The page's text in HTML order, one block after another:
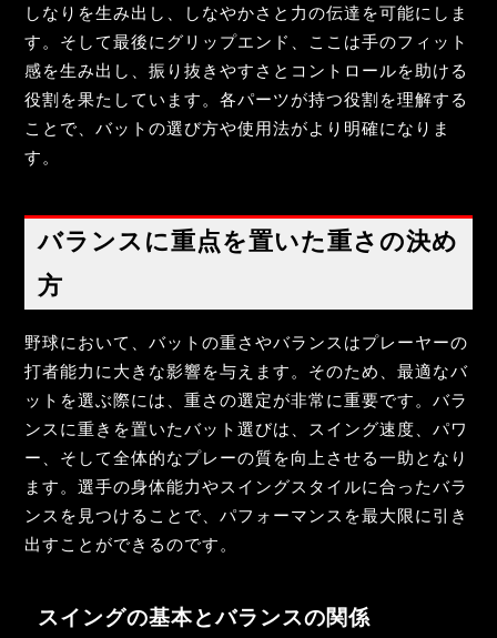
しなりを生み出し、しなやかさと力の伝達を可能にしま
す。そして最後にグリップエンド、ここは手のフィット
感を生み出し、振り抜きやすさとコントロールを助ける
役割を果たしています。各パーツが持つ役割を理解する
ことで、バットの選び方や使用法がより明確になりま
す。
バランスに重点を置いた重さの決め
方
野球において、バットの重さやバランスはプレーヤーの
打者能力に大きな影響を与えます。そのため、最適なバ
ットを選ぶ際には、重さの選定が非常に重要です。バラ
ンスに重きを置いたバット選びは、スイング速度、パワ
ー、そして全体的なプレーの質を向上させる一助となり
ます。選手の身体能力やスイングスタイルに合ったバラ
ンスを見つけることで、パフォーマンスを最大限に引き
出すことができるのです。
スイングの基本とバランスの関係